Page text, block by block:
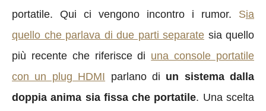
portatile. Qui ci vengono incontro i rumor. Sia
quello che parlava di due parti separate sia quello
più recente che riferisce di una console portatile
con un plug HDMI parlano di un sistema dalla
doppia anima sia fissa che portatile. Una scelta